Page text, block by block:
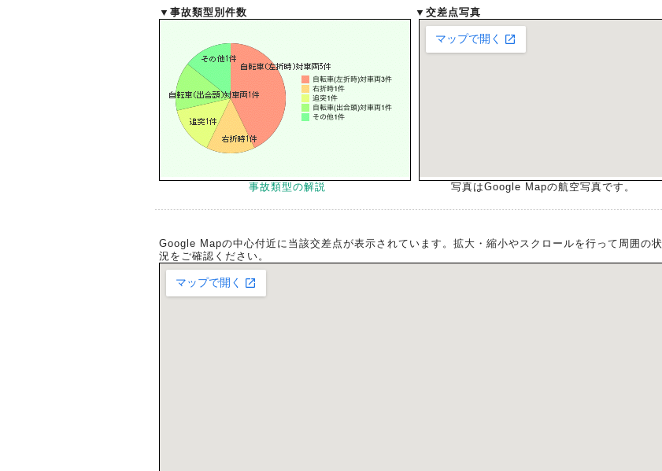
▼事故類型別件数
事故類型の解説
▼交差点写真
写真はGoogle Mapの航空写真です。
Google Mapの中心付近に当該交差点が表示されています。拡大・縮小やスクロールを行って周囲の状
況をご確認ください。